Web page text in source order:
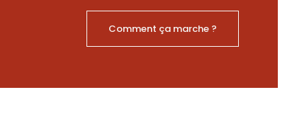
Comment ça marche ?